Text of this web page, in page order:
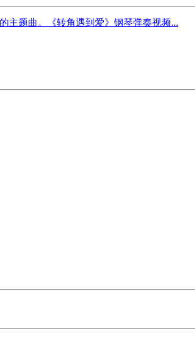
主题曲。《转角遇到爱》钢琴弹奏视频...